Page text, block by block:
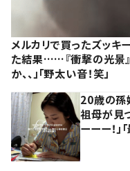
メルカリで買ったズッキ
た結果……『衝撃の光景
か、、」「野太い音！笑」
20歳の孫
祖母が見
ーーー！」